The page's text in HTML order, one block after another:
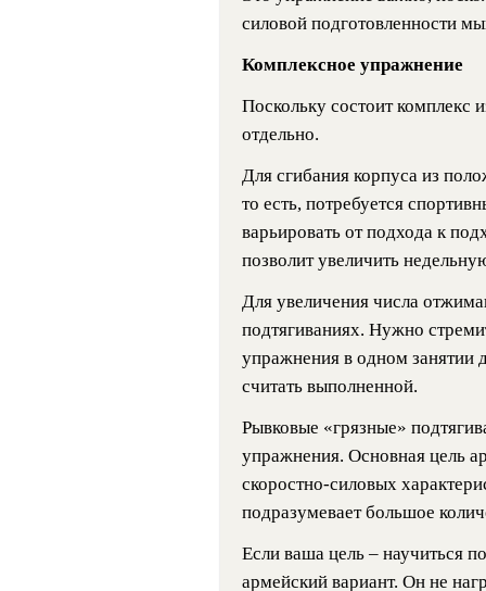
силовой подготовленности
Комплексное упражнение
Поскольку состоит комплекс
отдельно.
Для сгибания корпуса из
то есть, потребуется
варьировать от подхода к
позволит увеличить
Для увеличения числа
подтягиваниях. Нужно
упражнения в одном занятии
считать выполненной.
Рывковые «грязные»
упражнения. Основная цель
скоростно-силовых
подразумевает большое
Если ваша цель – научиться
армейский вариант. Он не